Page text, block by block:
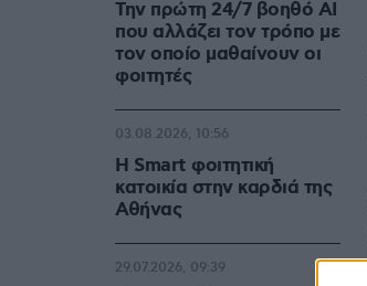
Την πρώτη 24/7 βοηθό AI
που αλλάζει τον τρόπο με
τον οποίο μαθαίνουν οι
φοιτητές
Η Smart φοιτητική
κατοικία στην καρδιά της
Αθήνας
03.08.2026, 10:56
29.07.2026, 09:39